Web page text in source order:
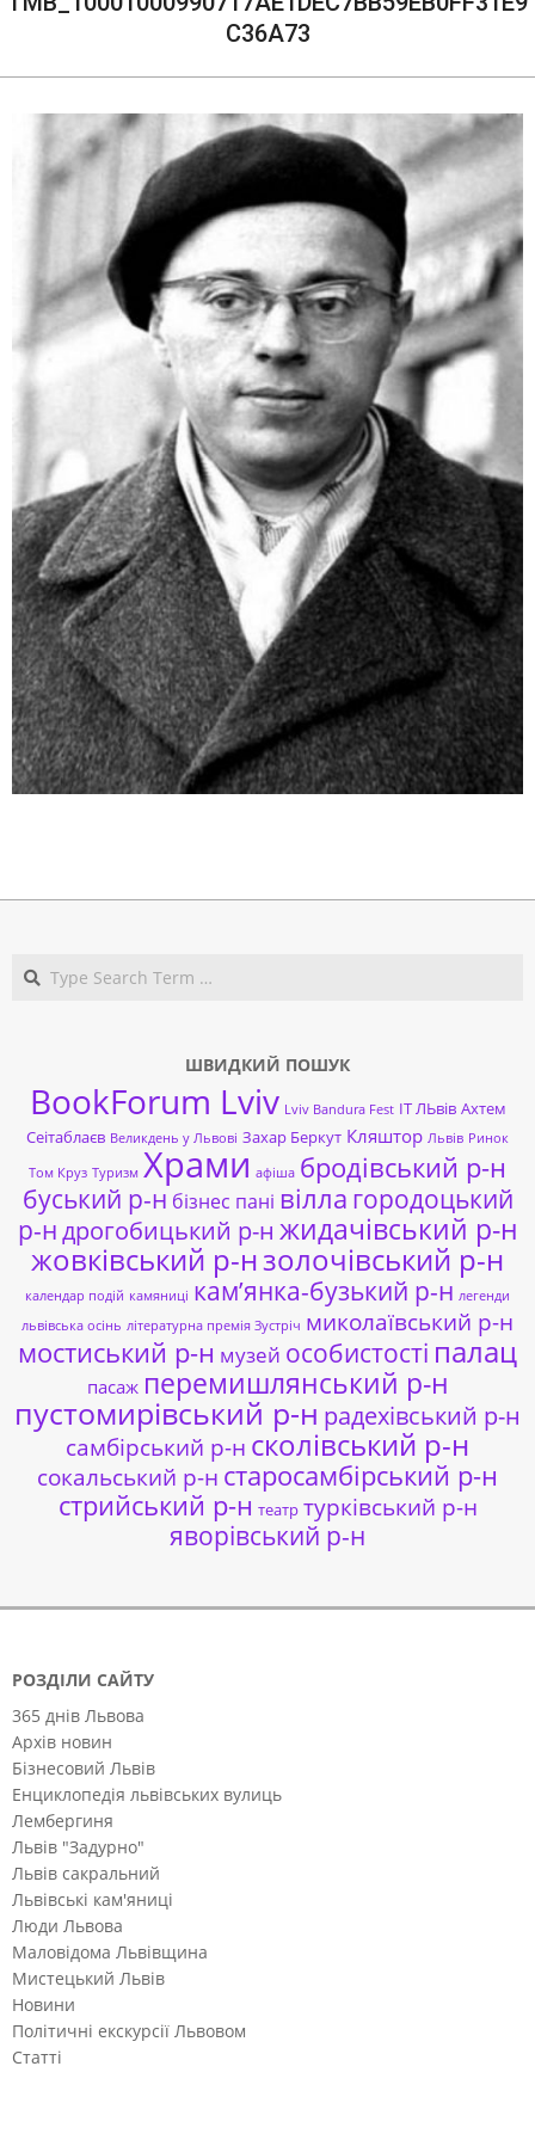
C36A73
11-
ШВИДКИЙ ПОШУК
BookForum Lviv Lviv Bandura Fest ІТ ЛЬвів Ахтем
Сеітаблаєв Великдень у Львові Захар Беркут Кляштор Львів Ринок
Том Круз Туризм Храми афіша бродівський р-н
буський р-н бізнес пані вілла городоцький
р-ндрогобицький р-н жидачівський р-н
жовківський р-нзолочівський р-н
календар подій камяниці кам’янка-бузький р-н легенди
львівська осінь літературна премія Зустріч миколаївський р-н
мостиський р-н музей особистості палац
пасаж перемишлянський р-н
пустомирівський р-н радехівський р-н
самбірський р-н сколівський р-н
сокальський р-н старосамбірський р-н
стрийський р-н театр турківський р-н
яворівський р-н
РОЗДІЛИ САЙТУ
365 днів Львова
Архів новин
Бізнесовий Львів
Енциклопедія львівських вулиць
Лембергиня
Львів "Задурно"
Львів сакральний
Львівські кам'яниці
Люди Львова
Маловідома Львівщина
Мистецький Львів
Новини
Політичні екскурсії Львовом
Статті